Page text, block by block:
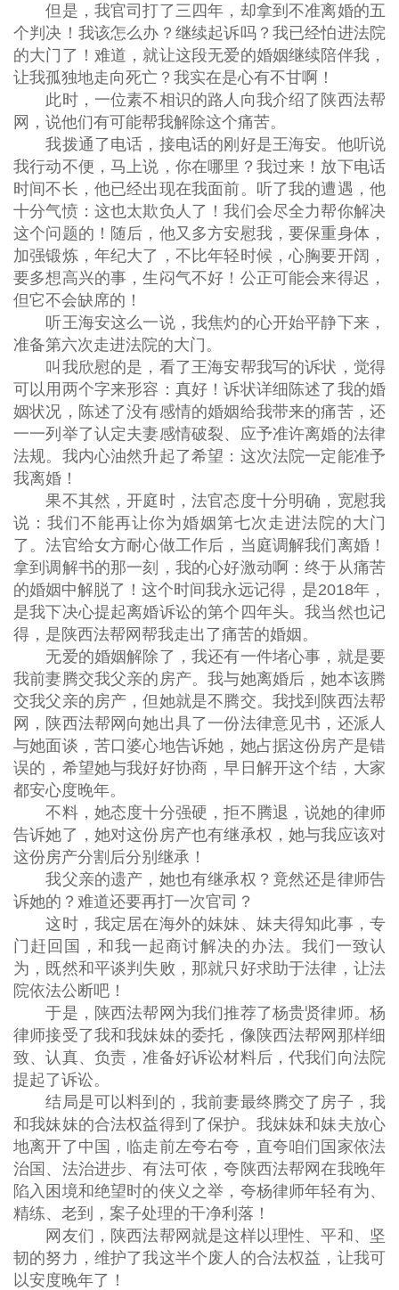
但是，我官司打了三四年，却拿到不准离婚的五
个判决！我该怎么办？继续起诉吗？我已经怕进法院
的大门了！难道，就让这段无爱的婚姻继续陪伴我，
让我孤独地走向死亡？我实在是心有不甘啊！
此时，一位素不相识的路人向我介绍了陕西法帮
网，说他们有可能帮我解除这个痛苦。
我拨通了电话，接电话的刚好是王海安。他听说
我行动不便，马上说，你在哪里？我过来！放下电话
时间不长，他已经出现在我面前。听了我的遭遇，他
十分气愤：这也太欺负人了！我们会尽全力帮你解决
这个问题的！随后，他又多方安慰我，要保重身体，
加强锻炼，年纪大了，不比年轻时候，心胸要开阔，
要多想高兴的事，生闷气不好！公正可能会来得迟，
但它不会缺席的！
听王海安这么一说，我焦灼的心开始平静下来，
准备第六次走进法院的大门。
叫我欣慰的是，看了王海安帮我写的诉状，觉得
可以用两个字来形容：真好！诉状详细陈述了我的婚
姻状况，陈述了没有感情的婚姻给我带来的痛苦，还
一一列举了认定夫妻感情破裂、应予准许离婚的法律
法规。我内心油然升起了希望：这次法院一定能准予
我离婚！
果不其然，开庭时，法官态度十分明确，宽慰我
说：我们不能再让你为婚姻第七次走进法院的大门
了。法官给女方耐心做工作后，当庭调解我们离婚！
拿到调解书的那一刻，我的心好激动啊：终于从痛苦
的婚姻中解脱了！这个时间我永远记得，是2018年，
是我下决心提起离婚诉讼的第个四年头。我当然也记
得，是陕西法帮网帮我走出了痛苦的婚姻。
无爱的婚姻解除了，我还有一件堵心事，就是要
我前妻腾交我父亲的房产。我与她离婚后，她本该腾
交我父亲的房产，但她就是不腾交。我找到陕西法帮
网，陕西法帮网向她出具了一份法律意见书，还派人
与她面谈，苦口婆心地告诉她，她占据这份房产是错
误的，希望她与我好好协商，早日解开这个结，大家
都安心度晚年。
不料，她态度十分强硬，拒不腾退，说她的律师
告诉她了，她对这份房产也有继承权，她与我应该对
这份房产分割后分别继承！
我父亲的遗产，她也有继承权？竟然还是律师告
诉她的？难道还要再打一次官司？
这时，我定居在海外的妹妹、妹夫得知此事，专
门赶回国，和我一起商讨解决的办法。我们一致认
为，既然和平谈判失败，那就只好求助于法律，让法
院依法公断吧！
于是，陕西法帮网为我们推荐了杨贵贤律师。杨
律师接受了我和我妹妹的委托，像陕西法帮网那样细
致、认真、负责，准备好诉讼材料后，代我们向法院
提起了诉讼。
结局是可以料到的，我前妻最终腾交了房子，我
和我妹妹的合法权益得到了保护。我妹妹和妹夫放心
地离开了中国，临走前左夸右夸，直夸咱们国家依法
治国、法治进步、有法可依，夸陕西法帮网在我晚年
陷入困境和绝望时的侠义之举，夸杨律师年轻有为、
精练、老到，案子处理的干净利落！
网友们，陕西法帮网就是这样以理性、平和、坚
韧的努力，维护了我这半个废人的合法权益，让我可
以安度晚年了！